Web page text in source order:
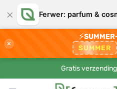
× Ferwer: parfum &
×
⚡
SUMMER
Gratis